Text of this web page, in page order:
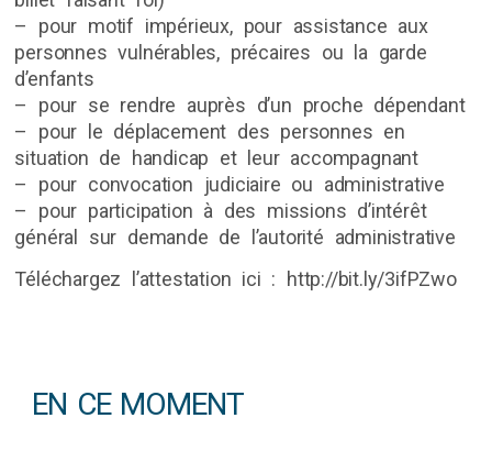
– pour motif impérieux, pour assistance aux
personnes vulnérables, précaires ou la garde
d’enfants
– pour se rendre auprès d’un proche dépendant
– pour le déplacement des personnes en
situation de handicap et leur accompagnant
– pour convocation judiciaire ou administrative
– pour participation à des missions d’intérêt
général sur demande de l’autorité administrative
Téléchargez l’attestation ici : http://bit.ly/3ifPZwo
EN CE MOMENT